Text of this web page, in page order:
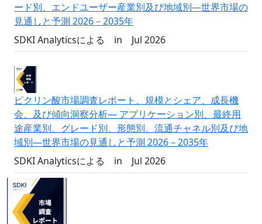
ード別、エンドユーザー産業別及び地域別―世界市場の
見通しと予測 2026－2035年
SDKI Analyticsによる
in Jul 2026
ピクリン酸市場調査レポート、規模とシェア、成長機
会、及び傾向洞察分析― アプリケーション別、最終用
途産業別、グレード別、形態別、流通チャネル別及び地
域別―世界市場の見通しと予測 2026－2035年
SDKI Analyticsによる
in Jul 2026